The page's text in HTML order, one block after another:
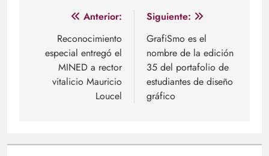
Navegación
entradas
Anterior:
Reconocimiento
especial entregó el
MINED a rector
vitalicio Mauricio
Loucel
Siguiente:
GrafiSmo es el
nombre de la edición
35 del portafolio de
estudiantes de diseño
gráfico